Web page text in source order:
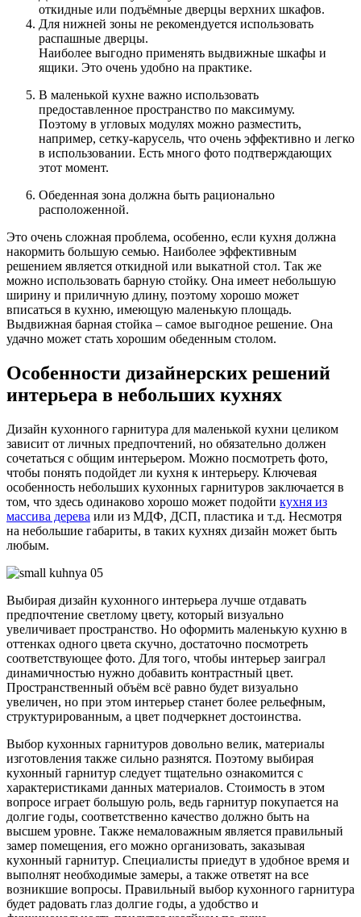
откидные или подъёмные дверцы верхних шкафов.
Для нижней зоны не рекомендуется использовать
распашные дверцы.
Наиболее выгодно применять выдвижные шкафы и
ящики. Это очень удобно на практике.
В маленькой кухне важно использовать
предоставленное пространство по максимуму.
Поэтому в угловых модулях можно разместить,
например, сетку-карусель, что очень эффективно и легко
в использовании. Есть много фото подтверждающих
этот момент.
Обеденная зона должна быть рационально
расположенной.
Это очень сложная проблема, особенно, если кухня должна
накормить большую семью. Наиболее эффективным
решением является откидной или выкатной стол. Так же
можно использовать барную стойку. Она имеет небольшую
ширину и приличную длину, поэтому хорошо может
вписаться в кухню, имеющую маленькую площадь.
Выдвижная барная стойка – самое выгодное решение. Она
удачно может стать хорошим обеденным столом.
Особенности дизайнерских решений
интерьера в небольших кухнях
Дизайн кухонного гарнитура для маленькой кухни целиком
зависит от личных предпочтений, но обязательно должен
сочетаться с общим интерьером. Можно посмотреть фото,
чтобы понять подойдет ли кухня к интерьеру. Ключевая
особенность небольших кухонных гарнитуров заключается в
том, что здесь одинаково хорошо может подойти кухня из
массива дерева или из МДФ, ДСП, пластика и т.д. Несмотря
на небольшие габариты, в таких кухнях дизайн может быть
любым.
Выбирая дизайн кухонного интерьера лучше отдавать
предпочтение светлому цвету, который визуально
увеличивает пространство. Но оформить маленькую кухню в
оттенках одного цвета скучно, достаточно посмотреть
соответствующее фото. Для того, чтобы интерьер заиграл
динамичностью нужно добавить контрастный цвет.
Пространственный объём всё равно будет визуально
увеличен, но при этом интерьер станет более рельефным,
структурированным, а цвет подчеркнет достоинства.
Выбор кухонных гарнитуров довольно велик, материалы
изготовления также сильно разнятся. Поэтому выбирая
кухонный гарнитур следует тщательно ознакомится с
характеристиками данных материалов. Стоимость в этом
вопросе играет большую роль, ведь гарнитур покупается на
долгие годы, соответственно качество должно быть на
высшем уровне. Также немаловажным является правильный
замер помещения, его можно организовать, заказывая
кухонный гарнитур. Специалисты приедут в удобное время и
выполнят необходимые замеры, а также ответят на все
возникшие вопросы. Правильный выбор кухонного гарнитура
будет радовать глаз долгие годы, а удобство и